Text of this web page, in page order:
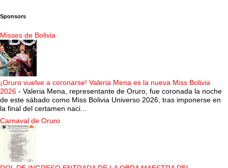
Sponsors
Misses de Bolivia
¡Oruro vuelve a coronarse! Valeria Mena es la nueva Miss Bolivia
2026 - Valeria Mena, representante de Oruro, fue coronada la noche
de este sábado como Miss Bolivia Universo 2026, tras imponerse en
la final del certamen naci...
Carnaval de Oruro